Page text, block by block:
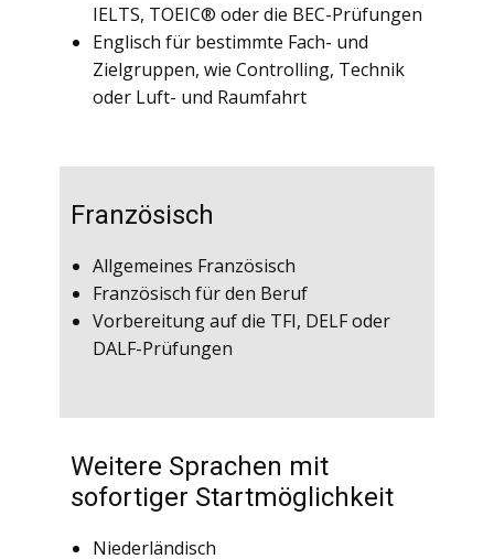
IELTS, TOEIC® oder die BEC-Prüfungen
Englisch für bestimmte Fach- und
Zielgruppen, wie Controlling, Technik
oder Luft- und Raumfahrt
Französisch
Allgemeines Französisch
Französisch für den Beruf
Vorbereitung auf die TFI, DELF oder
DALF-Prüfungen
Weitere Sprachen mit
sofortiger Startmöglichkeit
Niederländisch